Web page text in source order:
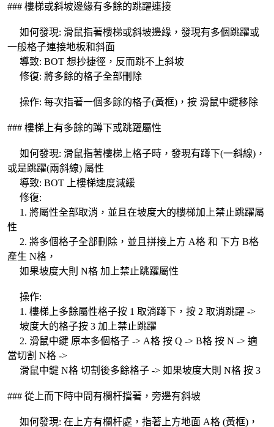
### 樓梯或斜坡邊緣有多餘的跳躍連接
如何發現: 滑鼠指著樓梯或斜坡邊緣，發現有多個跳躍或
一般格子連接地板和斜面
導致: BOT 想抄捷徑，反而跳不上斜坡
修復: 將多餘的格子全部刪除
操作: 每次指著一個多餘的格子(黃框)，按 滑鼠中鍵移除
### 樓梯上有多餘的蹲下或跳躍屬性
如何發現: 滑鼠指著樓梯上格子時，發現有蹲下(一斜線)，
或是跳躍(兩斜線) 屬性
導致: BOT 上樓梯速度減緩
修復:
1. 將屬性全部取消，並且在坡度大的樓梯加上禁止跳躍屬
性
2. 將多個格子全部刪除，並且拼接上方 A格 和 下方 B格
產生 N格，
如果坡度大則 N格 加上禁止跳躍屬性
操作:
1. 樓梯上多餘屬性格子按 1 取消蹲下，按 2 取消跳躍 ->
坡度大的格子按 3 加上禁止跳躍
2. 滑鼠中鍵 原本多個格子 -> A格 按 Q -> B格 按 N -> 適
當切割 N格 ->
滑鼠中鍵 N格 切割後多餘格子 -> 如果坡度大則 N格 按 3
### 從上而下時中間有欄杆擋著，旁邊有斜坡
如何發現: 在上方有欄杆處，指著上方地面 A格 (黃框)，